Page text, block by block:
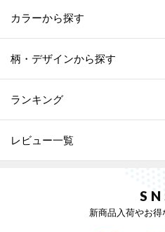
カラーから探す
柄・デザインから探す
ランキング
レビュー一覧
新商品入荷やお得